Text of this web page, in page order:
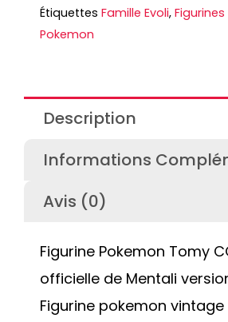
Étiquettes Famille Evoli,
Pokemon
Description
Informations
Avis (0)
Figurine Pokemon Tomy
officielle de Mentali
Figurine pokemon vintage